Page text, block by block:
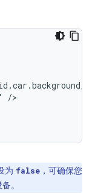
为 false ，可确保您
。